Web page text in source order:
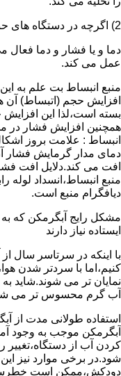
2) اگرچه در دستگاه های حرارتی شیرهای اطمینان با افزایش فشار،
دما و یا فشار و دما فعال
عمل می کند.
منبع انبساط بت علم به
افزایش حجم (اتبساط) آن
بسته است،لذا این
همچنین افزایش فشار در
انبساط : علامت بروز
دمای مدار گرمایش فشار
افت می کند.دلایل افت
منبع انبساط،انسداد لوله
دیافگرام منبع است.
مشکل رایج آبگرمکن که به
ایستاده نیاز دارند
با اینکه در سرتاسر سال
کنیم،اما با سردتر شدن
نمایان تر می شوند.شاید
آب گرم محسوس تر می
استفاده طولانی مدت
آبگرمکن موجب به وجود
کردن آب از
شود.در برخی موارد نیز
دودکش،ممکن است